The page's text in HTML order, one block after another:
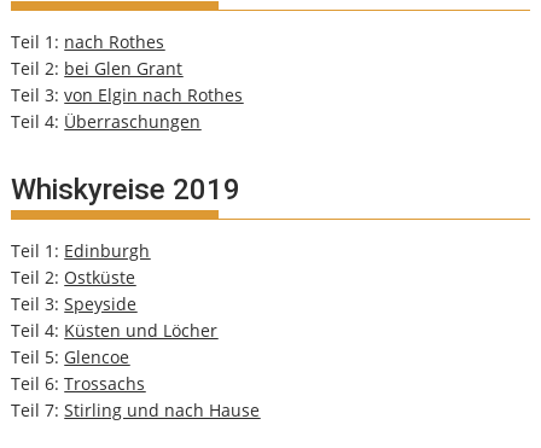
Teil 1: nach Rothes
Teil 2: bei Glen Grant
Teil 3:von Elgin nach Rothes
Teil 4: Überraschungen
Whiskyreise 2019
Teil 1: Edinburgh
Teil 2: Ostküste
Teil 3:Speyside
Teil 4: Küsten und Löcher
Teil 5: Glencoe
Teil 6:Trossachs
Teil 7:Stirling und nach Hause